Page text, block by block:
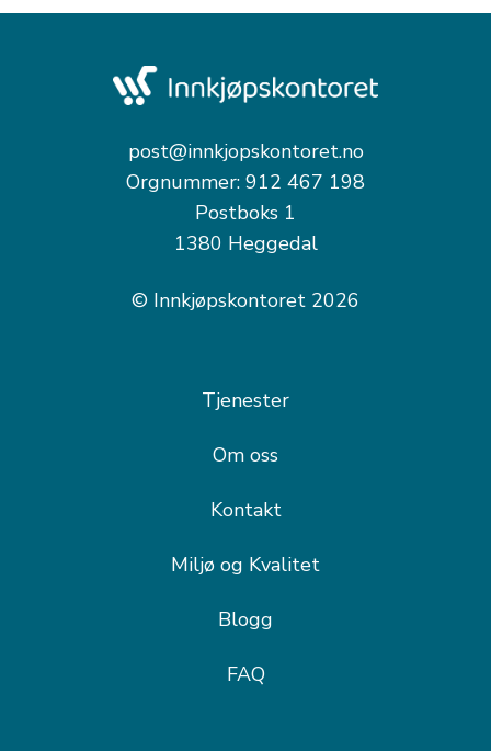
post@innkjopskontoret.no
Orgnummer: 912 467 198
Postboks 1
1380 Heggedal
© Innkjøpskontoret 2026
Tjenester
Om oss
Kontakt
Miljø og Kvalitet
Blogg
FAQ